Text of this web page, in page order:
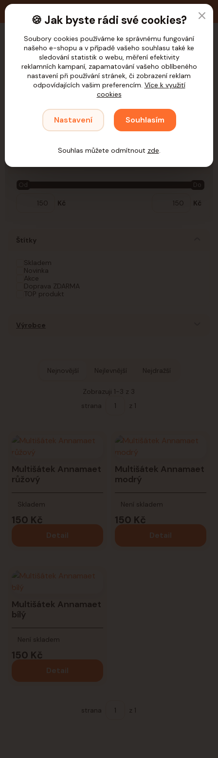
CZK
Samohýl Oblečení
Oblečení
Kč
Od Do
Kč
Štítky
Skladem
Novinka
Akce
Doprava ZDARMA
TOP produkt
Výrobce
Nejnovější Nejlevnější Nejdražší
Zobrazuji 1-3 z 3
strana
z 1
Multišátek Annamaet
růžový
150 Kč
Skladem
Detail
Multišátek Annamaet
modrý
150 Kč
Není skladem
Detail
Multišátek Annamaet
bílý
150 Kč
Není skladem
Detail
strana z 1
🍪 Jak byste rádi své cookies?
Soubory cookies používáme ke správnému fungování
našeho e-shopu a v případě vašeho souhlasu také ke
sledování statistik o webu, měření efektivity
reklamních kampaní, zapamatování vašeho oblíbeného
nastavení při používání stránek, či zobrazení reklam
odpovídajících vašim preferencím. Více k využití
cookies
Nastavení Souhlasím
Souhlas můžete odmítnout zde.